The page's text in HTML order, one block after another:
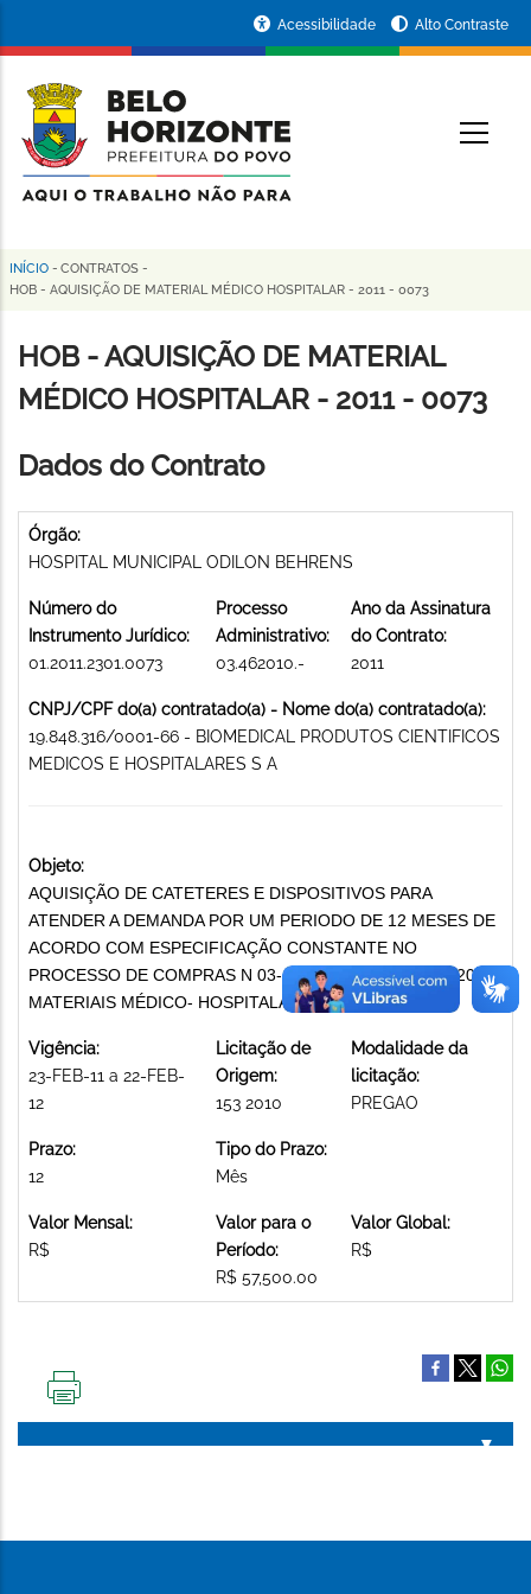
conteúdo
principal
da
Prefeitura
de
Horizonte
Acessibilidade Alto Contraste
Trilha
navegação
INÍCIO - CONTRATOS -
HOB - AQUISIÇÃO DE MATERIAL MÉDICO HOSPITALAR - 2011 - 0073
HOB - AQUISIÇÃO DE MATERIAL
MÉDICO HOSPITALAR - 2011 - 0073
Dados do Contrato
Órgão:
HOSPITAL MUNICIPAL ODILON BEHRENS
Número do
Instrumento Jurídico:
01.2011.2301.0073
Processo
Administrativo:
03.462010.-
Ano da Assinatura
do Contrato:
2011
CNPJ/CPF do(a) contratado(a) - Nome do(a) contratado(a):
19.848.316/0001-66 - BIOMEDICAL PRODUTOS CIENTIFICOS
MEDICOS E HOSPITALARES S A
Objeto:
AQUISIÇÃO DE CATETERES E DISPOSITIVOS PARA
ATENDER A DEMANDA POR UM PERIODO DE 12 MESES DE
ACORDO COM ESPECIFICAÇÃO CONSTANTE NO
PROCESSO DE COMPRAS N 03-46/2010 PREGÃO 153/2010
MATERIAIS MÉDICO- HOSPITALARES EM GERAL
Vigência:
23-FEB-11 a 22-FEB-
12
Licitação de
Origem:
153 2010
Modalidade da
licitação:
PREGAO
Prazo:
12
Tipo do Prazo:
Mês
Valor Mensal:
R$
Valor para o
Período:
R$ 57,500.00
Valor Global:
R$
PÁGINA